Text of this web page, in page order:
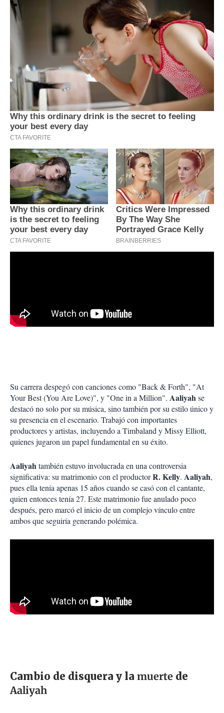
Su carrera despegó con canciones como "Back & Forth", "At
Your Best (You Are Love)", y "One in a Million". Aaliyahse
destacó no solo por su música, sino también por su estilo único y
su presencia en el escenario. Trabajó con importantes
productores y artistas, incluyendo a Timbaland y Missy Elliott,
quienes jugaron un papel fundamental en su éxito.
Aaliyahtambién estuvo involucrada en una controversia
significativa: su matrimonio con el productorR. Kelly. Aaliyah,
pues ella tenía apenas 15 años cuando se casó con el cantante,
quien entonces tenía 27. Este matrimonio fue anulado poco
después, pero marcó el inicio de un complejo vínculo entre
ambos que seguiría generando polémica.
Cambio de disquera y la muerte de
Aaliyah